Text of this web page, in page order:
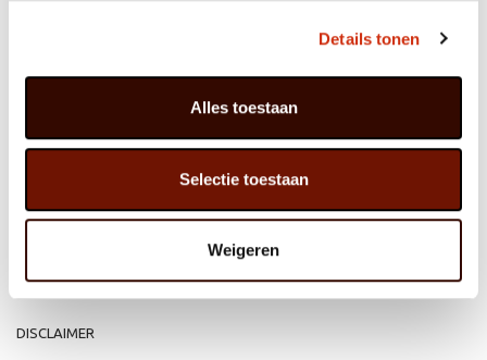
Details tonen
Alles toestaan
Selectie toestaan
Weigeren
MEMBER OFWBEGROUP
PRODUCTEN VACATURE
PRIVACY STATEMENT
DISCLAIMER